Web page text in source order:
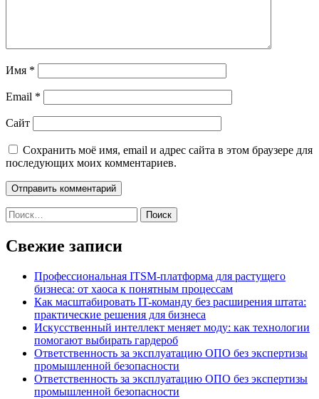
Имя *
Email *
Сайт
Сохранить моё имя, email и адрес сайта в этом браузере для
последующих моих комментариев.
Найти:
Свежие записи
Профессиональная ITSM-платформа для растущего
бизнеса: от хаоса к понятным процессам
Как масштабировать IT-команду без расширения штата:
практические решения для бизнеса
Искусственный интеллект меняет моду: как технологии
помогают выбирать гардероб
Ответственность за эксплуатацию ОПО без экспертизы
промышленной безопасности
Ответственность за эксплуатацию ОПО без экспертизы
промышленной безопасности